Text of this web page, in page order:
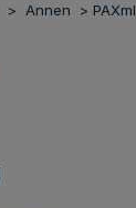
Annen PAXml